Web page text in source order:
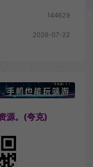
144629
2026-07-22
源。(夸克)